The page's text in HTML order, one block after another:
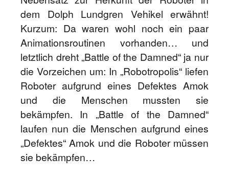
dem Dolph Lundgren Vehikel erwähnt!
Kurzum: Da waren wohl noch ein paar
Animationsroutinen vorhanden… und
letztlich dreht „Battle of the Damned“ ja nur
die Vorzeichen um: In „Robotropolis“ liefen
Roboter aufgrund eines Defektes Amok
und die Menschen mussten sie
bekämpfen. In „Battle of the Damned“
laufen nun die Menschen aufgrund eines
„Defektes“ Amok und die Roboter müssen
sie bekämpfen…